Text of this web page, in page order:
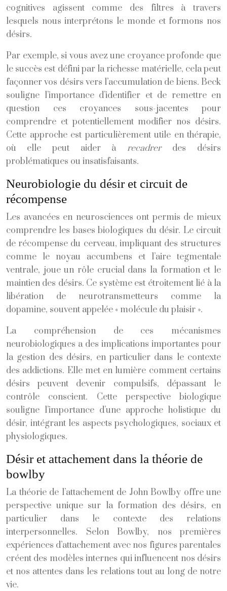
cognitives agissent comme des filtres à travers
lesquels nous interprétons le monde et formons nos
désirs.
Par exemple, si vous avez une croyance profonde que
le succès est défini par la richesse matérielle, cela peut
façonner vos désirs vers l’accumulation de biens. Beck
souligne l’importance d’identifier et de remettre en
question ces croyances sous-jacentes pour
comprendre et potentiellement modifier nos désirs.
Cette approche est particulièrement utile en thérapie,
où elle peut aider àrecadrer des désirs
problématiques ou insatisfaisants.
Neurobiologie du désir et circuit de
récompense
Les avancées en neurosciences ont permis de mieux
comprendre les bases biologiques du désir. Le circuit
de récompense du cerveau, impliquant des structures
comme le noyau accumbens et l’aire tegmentale
ventrale, joue un rôle crucial dans la formation et le
maintien des désirs. Ce système est étroitement lié à la
libération de neurotransmetteurs comme la
dopamine, souvent appelée « molécule du plaisir ».
La compréhension de ces mécanismes
neurobiologiques a des implications importantes pour
la gestion des désirs, en particulier dans le contexte
des addictions. Elle met en lumière comment certains
désirs peuvent devenir compulsifs, dépassant le
contrôle conscient. Cette perspective biologique
souligne l’importance d’une approche holistique du
désir, intégrant les aspects psychologiques, sociaux et
physiologiques.
Désir et attachement dans la théorie de
bowlby
La théorie de l’attachement de John Bowlby offre une
perspective unique sur la formation des désirs, en
particulier dans le contexte des relations
interpersonnelles. Selon Bowlby, nos premières
expériences d’attachement avec nos figures parentales
créent des modèles internes qui influencent nos désirs
et nos attentes dans les relations tout au long de notre
vie.